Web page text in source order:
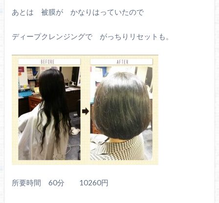
あとは 被膜が かなりはっていたので
ディープクレンジングで がっちりリセットも。
所要時間 60分 10260円